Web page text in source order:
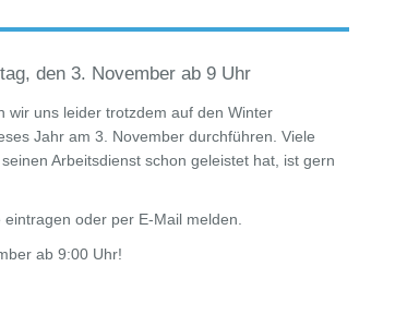
den 3. November ab 9 Uhr
wir uns leider trotzdem auf den Winter
Jahr am 3. November durchführen. Viele
Arbeitsdienst schon geleistet hat, ist gern
oder per E-Mail melden.
ab 9:00 Uhr!